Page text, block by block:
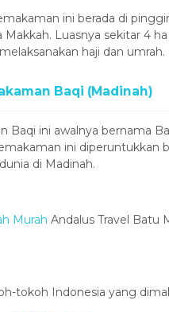
ini berada di
Makkah. Luasnya sekitar 4
haji dan umrah.
Baqi (Madinah)
Baqi ini awalnya bernama
ini diperuntukkan
di Madinah.
Murah Andalus Travel Batu
tokoh Indonesia yang